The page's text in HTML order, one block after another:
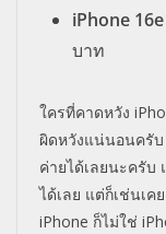
iPhone 16e
บาท
ใครที่คาดหวัง
ผิดหวังแน่นอนครับ
ค่ายได้เลยนะครับ
ได้เลย แต่ก็เช่นเ
iPhone ก็ไม่ใช่